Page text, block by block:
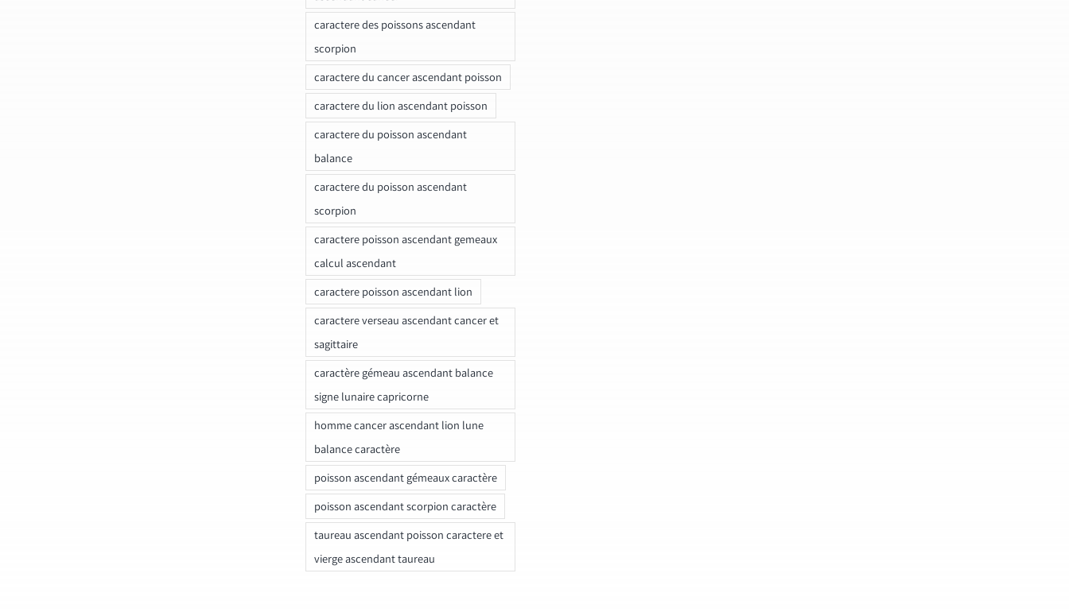
caractere des poissons ascendant
scorpion
caractere du cancer ascendant poisson
caractere du lion ascendant poisson
caractere du poisson ascendant
balance
caractere du poisson ascendant
scorpion
caractere poisson ascendant gemeaux
calcul ascendant
caractere poisson ascendant lion
caractere verseau ascendant cancer et
sagittaire
caractère gémeau ascendant balance
signe lunaire capricorne
homme cancer ascendant lion lune
balance caractère
poisson ascendant gémeaux caractère
poisson ascendant scorpion caractère
taureau ascendant poisson caractere et
vierge ascendant taureau